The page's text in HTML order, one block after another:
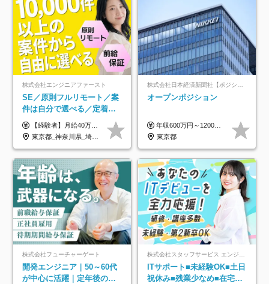
株式会社エンジニアファースト
SE／原則フルリモート／案
件は自分で選べる／定着率
93%／20～30代活躍中！
【経験者】月給40万円～120万円(固定残業代含む)+各種手当 ★前職給与の総収入額を100％保証｜還元率84％〜100％ ★20代の平均年収570万円 ※月給には、みなし残業手当(月30時間／5万8000円以上)を含みます 超過分は別途追加支給 ※固定残業代は、時間外労働の有無に関わらず30時間分を、月5万8000円~15万7000円支給 ※上記を超える時間外労働分は追加で支給 【未経験者】月給21万円以上＋各種手当 固定残業なし(残業代発生分全額支給) ※6ヶ月の試用期間あり（※条件に変動なし） ▼単価連動性×還元率は84％～100％で収入の大幅UPが可能！ ・案件単価が月50万円の場合：年収417万円 ・案件単価が月70万円の場合：年収584万円 ・案件単価が月100万円の場合：年収834万円 ＜モデル年収＞ ▼400万円～500万円(入社初年度) ▼542万円～626万円(入社2年) ▼667万円～700万円(入社3年） ▼709万円～801万円(入社5年）
東京都_神奈川県_埼玉県_千葉県_大阪府_愛知県_北海道_青森県_岩手県_宮城県_秋田県_山形県_福島県_茨城県_栃木県_群馬県_新潟県_山梨県_長野県_富山県_石川県_福井県_静岡県_岐阜県_三重県_兵庫県_京都府_滋賀県_奈良県_和歌山県_広島県_岡山県_鳥取県_島根県_山口県_徳島県_香川県_愛媛県_高知県_福岡県_熊本県_佐賀県_長崎県_大分県_宮崎県_鹿児島県_沖縄県
株式会社日本経済新聞社【ポジションマッチ登録】
オープンポジション
年収600万円～1200万円 ※上記年収は、想定年収です。住居費補助、子手当などの各種手当を含む金額です。 ※経験・能力等を考慮の上、当社規定により決定します。
東京都
株式会社フューチャーゲート
開発エンジニア｜50～60代
が中心に活躍｜定年後の給
ITサポート■未経験OK■土日
祝休み■残業少なめ■在宅実